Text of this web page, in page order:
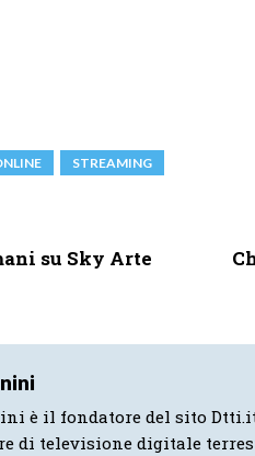
STREAMING
su Sky Arte
è il fondatore del sito
di televisione digitale